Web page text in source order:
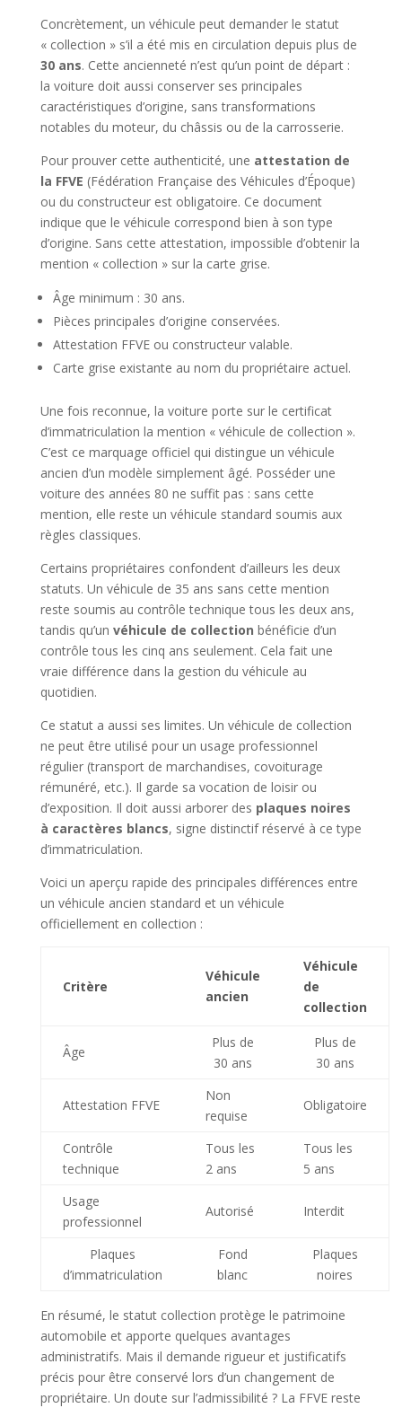
Concrètement, un véhicule peut demander le statut
« collection » s’il a été mis en circulation depuis plus de
30 ans. Cette ancienneté n’est qu’un point de départ :
la voiture doit aussi conserver ses principales
caractéristiques d’origine, sans transformations
notables du moteur, du châssis ou de la carrosserie.
Pour prouver cette authenticité, une attestation de
la FFVE (Fédération Française des Véhicules d’Époque)
ou du constructeur est obligatoire. Ce document
indique que le véhicule correspond bien à son type
d’origine. Sans cette attestation, impossible d’obtenir la
mention « collection » sur la carte grise.
Âge minimum : 30 ans.
Pièces principales d’origine conservées.
Attestation FFVE ou constructeur valable.
Carte grise existante au nom du propriétaire actuel.
Une fois reconnue, la voiture porte sur le certificat
d’immatriculation la mention « véhicule de collection ».
C’est ce marquage officiel qui distingue un véhicule
ancien d’un modèle simplement âgé. Posséder une
voiture des années 80 ne suffit pas : sans cette
mention, elle reste un véhicule standard soumis aux
règles classiques.
Certains propriétaires confondent d’ailleurs les deux
statuts. Un véhicule de 35 ans sans cette mention
reste soumis au contrôle technique tous les deux ans,
tandis qu’un véhicule de collection bénéficie d’un
contrôle tous les cinq ans seulement. Cela fait une
vraie différence dans la gestion du véhicule au
quotidien.
Ce statut a aussi ses limites. Un véhicule de collection
ne peut être utilisé pour un usage professionnel
régulier (transport de marchandises, covoiturage
rémunéré, etc.). Il garde sa vocation de loisir ou
d’exposition. Il doit aussi arborer des plaques noires
à caractères blancs, signe distinctif réservé à ce type
d’immatriculation.
Voici un aperçu rapide des principales différences entre
un véhicule ancien standard et un véhicule
officiellement en collection :
Critère
Véhicule
ancien
Véhicule
de
collection
Âge
Plus de
30 ans
Plus de
30 ans
Attestation FFVE
Non
requise
Obligatoire
Contrôle
technique
Tous les
2 ans
Tous les
5 ans
Usage
professionnel
Autorisé Interdit
Plaques
d’immatriculation
Fond
blanc
Plaques
noires
En résumé, le statut collection protège le patrimoine
automobile et apporte quelques avantages
administratifs. Mais il demande rigueur et justificatifs
précis pour être conservé lors d’un changement de
propriétaire. Un doute sur l’admissibilité ? La FFVE reste